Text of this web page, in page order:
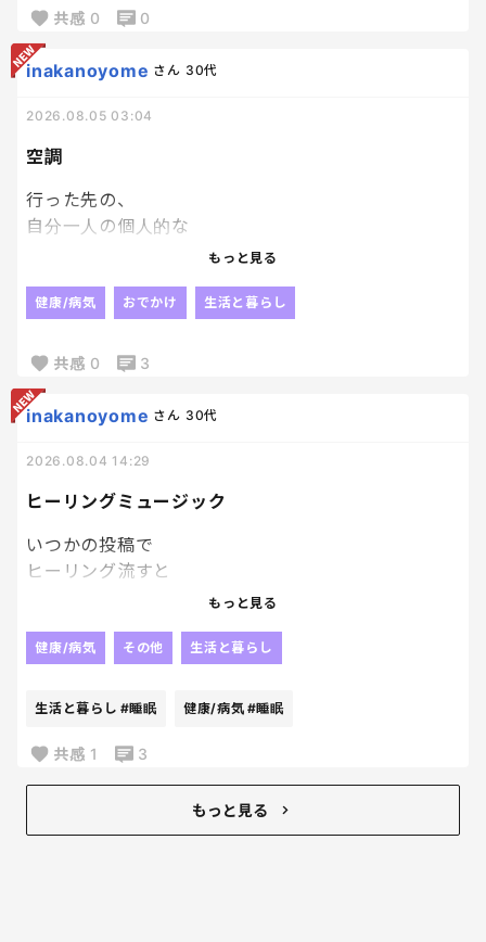
無理して我慢するより、楽しみながら続ける方が自
分には合ってる気がするんだけどな〜
共感 0 0
空調
inakanoyome さん 30代
2026.08.05 03:04
行った先の、
自分一人の個人的な
暑い寒いでどーにもできない
ずっと鳥肌でやんす。
だけど、
ホットドリンクなし。
お湯でもいい。
ギラギラ太陽出てる
スタッフさん
チラチラ長袖だもんね。
だったら設定上げようよ………。
もっと見る
健康/病気 おでかけ 生活と暮らし
共感 0 3
ヒーリングミュージック
inakanoyome さん 30代
2026.08.04 14:29
いつかの投稿で
ヒーリング流すと
見てから、
不眠向けの
ってのを検索して
流してみてるんだけど、
私が無きゃ寝られなくなった。笑
寝れない寝れない
もっと見る
健康/病気 その他 生活と暮らし
生活と暮らし #睡眠 健康/病気 #睡眠
共感 1 3
もっと見る